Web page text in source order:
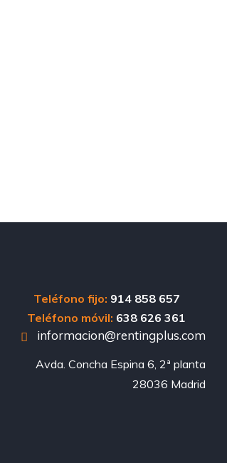
Teléfono fijo: 914 858 657
Teléfono móvil: 638 626 361
informacion@rentingplus.com
Avda. Concha Espina 6, 2ª planta
28036 Madrid